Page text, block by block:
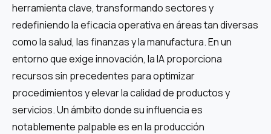
herramienta clave, transformando sectores y
redefiniendo la eficacia operativa en áreas tan diversas
como la salud, las finanzas y la manufactura. En un
entorno que exige innovación, la IA proporciona
recursos sin precedentes para optimizar
procedimientos y elevar la calidad de productos y
servicios. Un ámbito donde su influencia es
notablemente palpable es en la producción